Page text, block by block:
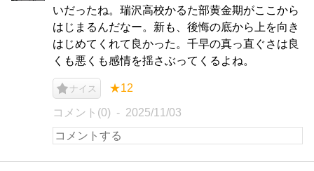
いだったね。瑞沢高校かるた部黄金期がここから
はじまるんだなー。新も、後悔の底から上を向き
はじめてくれて良かった。千早の真っ直ぐさは良
くも悪くも感情を揺さぶってくるよね。
ナイス ★12
コメント(0) 2025/11/03